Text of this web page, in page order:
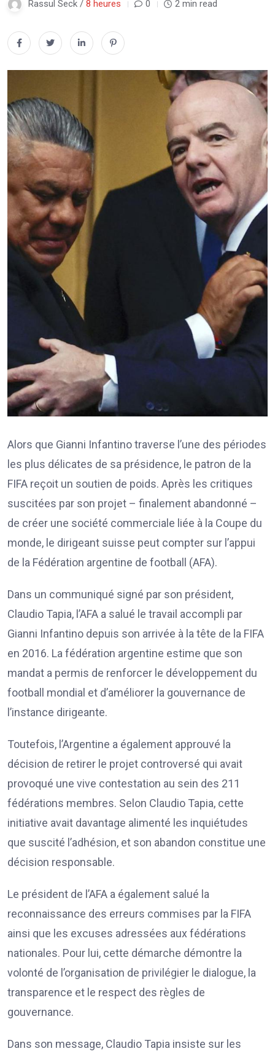
Rassul Seck / 8 heures 0 2 min read
Alors que Gianni Infantino traverse l’une des périodes
les plus délicates de sa présidence, le patron de la
FIFA reçoit un soutien de poids. Après les critiques
suscitées par son projet – finalement abandonné –
de créer une société commerciale liée à la Coupe du
monde, le dirigeant suisse peut compter sur l’appui
de la Fédération argentine de football (AFA).
Dans un communiqué signé par son président,
Claudio Tapia, l’AFA a salué le travail accompli par
Gianni Infantino depuis son arrivée à la tête de la FIFA
en 2016. La fédération argentine estime que son
mandat a permis de renforcer le développement du
football mondial et d’améliorer la gouvernance de
l’instance dirigeante.
Toutefois, l’Argentine a également approuvé la
décision de retirer le projet controversé qui avait
provoqué une vive contestation au sein des 211
fédérations membres. Selon Claudio Tapia, cette
initiative avait davantage alimenté les inquiétudes
que suscité l’adhésion, et son abandon constitue une
décision responsable.
Le président de l’AFA a également salué la
reconnaissance des erreurs commises par la FIFA
ainsi que les excuses adressées aux fédérations
nationales. Pour lui, cette démarche démontre la
volonté de l’organisation de privilégier le dialogue, la
transparence et le respect des règles de
gouvernance.
Dans son message, Claudio Tapia insiste sur les